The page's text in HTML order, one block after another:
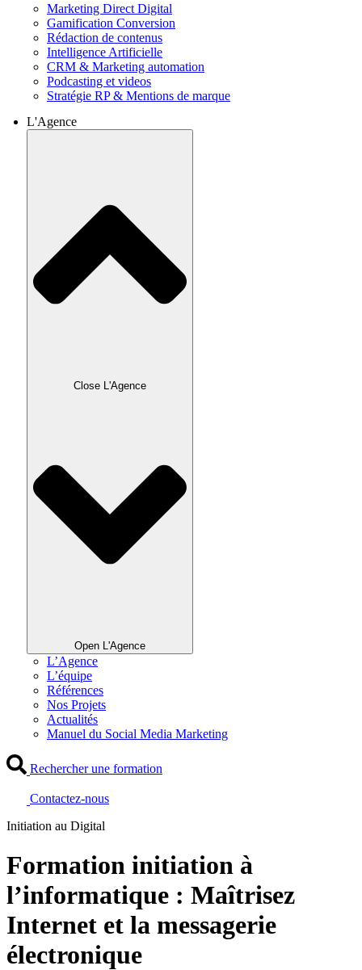
Marketing Direct Digital
Gamification Conversion
Rédaction de contenus
Intelligence Artificielle
CRM & Marketing automation
Podcasting et videos
Stratégie RP & Mentions de marque
L'Agence
Close L'Agence
Open L'Agence
L’Agence
L’équipe
Références
Nos Projets
Actualités
Manuel du Social Media Marketing
Rechercher une formation
Contactez-nous
Initiation au Digital
Formation initiation à
l’informatique : Maîtrisez
Internet et la messagerie
électronique